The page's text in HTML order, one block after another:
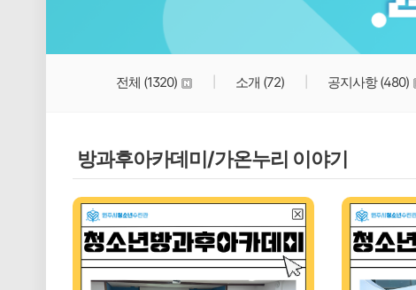
전체 (1320) 소개 (72) 공지사항(480)
방과후아카데미/가온누리 이야기